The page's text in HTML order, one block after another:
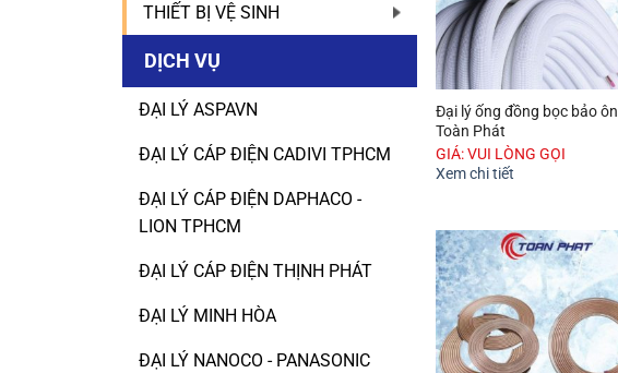
THIẾT BỊ VỆ SINH
DỊCH VỤ
ĐẠI LÝ ASPAVN
ĐẠI LÝ CÁP ĐIỆN CADIVI TPHCM
ĐẠI LÝ CÁP ĐIỆN DAPHACO -
LION TPHCM
ĐẠI LÝ CÁP ĐIỆN THỊNH PHÁT
ĐẠI LÝ MINH HÒA
ĐẠI LÝ NANOCO - PANASONIC
Đại lý ống đồng bọc bảo ôn
Toàn Phát
GIÁ: VUI LÒNG GỌI
Xem chi tiết